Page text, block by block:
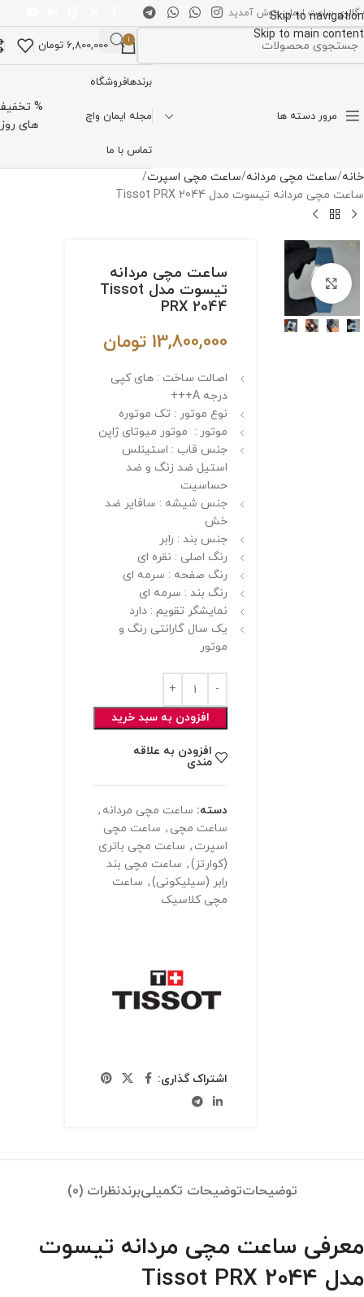
Skip to navigation
Skip to main content
گالری ساعت ایمان خوش آمدید
1
6,800,000 تومان
مرور دسته ها
برندهافروشگاه
مجله ایمان واچ
تماس با ما
%
های روز
خانه ساعت مچی مردانه ساعت مچی اسپرت
ساعت مچی مردانه تیسوت مدل Tissot PRX 2044
برای بزرگنمایی کلیک کنیدساعت مچی مردانه
تیسوت مدل Tissot
PRX 2044
13,800,000 تومان
اصالت ساخت : های کپی
درجه A+++
نوع موتور : تک موتوره
موتور : موتور میوتای ژاپن
جنس قاب : استینلس
استیل ضد زنگ و ضد
حساسیت
جنس شیشه : سافایر ضد
خش
جنس بند : رابر
رنگ اصلی : نقره ای
رنگ صفحه : سرمه ای
رنگ بند : سرمه ای
نمایشگر تقویم : دارد
یک سال گارانتی رنگ و
موتور
افزودن به سبد خرید
افزودن به علاقه
مندی
دسته: ساعت مچی مردانه ,
ساعت مچی , ساعت مچی
اسپرت , ساعت مچی باتری
(کوارتز), ساعت مچی بند
رابر (سیلیکونی), ساعت
مچی کلاسیک
اشتراک گذاری:
توضیحاتتوضیحات تکمیلیبرندنظرات (0)
معرفی ساعت مچی مردانه تیسوت
مدل Tissot PRX 2044